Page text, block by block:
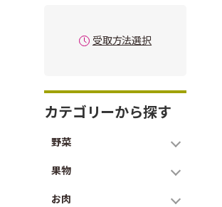
受取方法選択
カテゴリーから探す
野菜
果物
お肉